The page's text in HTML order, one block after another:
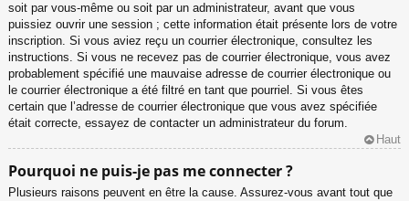
soit par vous-même ou soit par un administrateur, avant que vous
puissiez ouvrir une session ; cette information était présente lors de votre
inscription. Si vous aviez reçu un courrier électronique, consultez les
instructions. Si vous ne recevez pas de courrier électronique, vous avez
probablement spécifié une mauvaise adresse de courrier électronique ou
le courrier électronique a été filtré en tant que pourriel. Si vous êtes
certain que l’adresse de courrier électronique que vous avez spécifiée
était correcte, essayez de contacter un administrateur du forum.
Haut
Pourquoi ne puis-je pas me connecter ?
Plusieurs raisons peuvent en être la cause. Assurez-vous avant tout que